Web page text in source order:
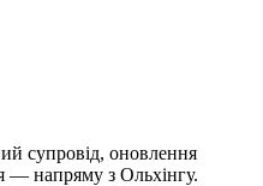
супровід, оновлення
— напряму з Ольхінгу.